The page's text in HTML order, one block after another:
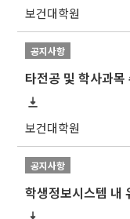
보건대학원
공지사항
타전공 및 학사과
보건대학원
공지사항